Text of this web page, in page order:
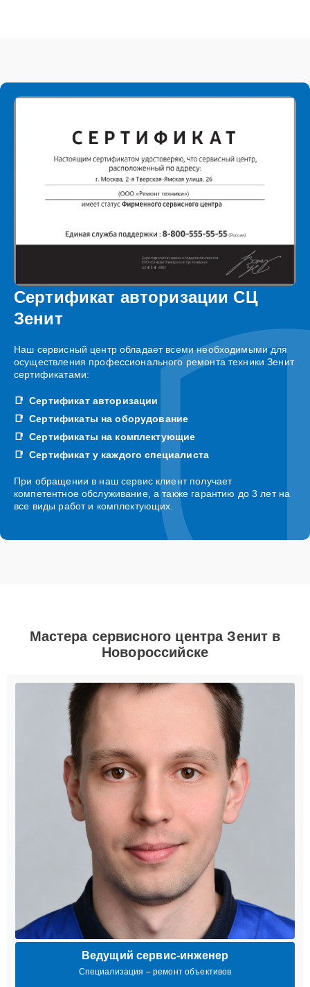
Сертификат авторизации СЦ
Зенит
Наш сервисный центр обладает всеми необходимыми для
осуществления профессионального ремонта техники Зенит
сертификатами:
Сертификат авторизации
Сертификаты на оборудование
Сертификаты на комплектующие
Сертификат у каждого специалиста
При обращении в наш сервис клиент получает
компетентное обслуживание, а также гарантию до 3 лет на
все виды работ и комплектующих.
Мастера сервисного центра Зенит в
Новороссийске
Ведущий сервис-инженер
Специализация – ремонт объективов